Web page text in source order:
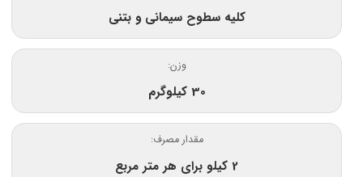
کلیه سطوح سیمانی و بتنی
وزن:
30 کیلوگرم
مقدار مصرف:
2 کیلو برای هر متر مربع